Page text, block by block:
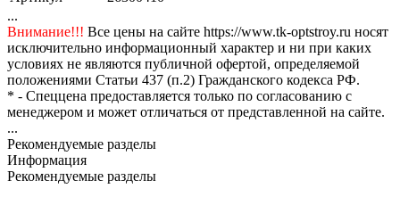
...
Внимание!!! Все цены на сайте https://www.tk-optstroy.ru носят
исключительно информационный характер и ни при каких
условиях не являются публичной офертой, определяемой
положениями Статьи 437 (п.2) Гражданского кодекса РФ.
* - Спеццена предоставляется только по согласованию с
менеджером и может отличаться от представленной на сайте.
...
Рекомендуемые разделы
Информация
Рекомендуемые разделы